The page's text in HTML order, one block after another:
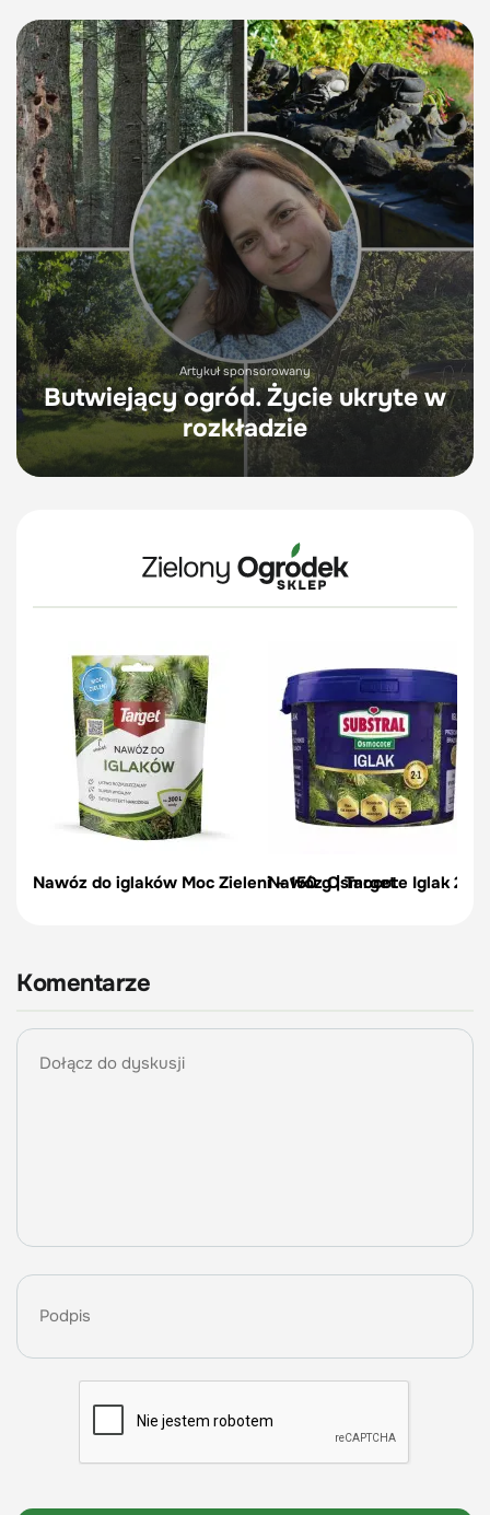
Artykuł sponsorowany
Butwiejący ogród. Życie ukryte w
rozkładzie
Nawóz do iglaków Moc Zieleni – 150 g | Target
Nawóz Osmocote Iglak
Komentarze